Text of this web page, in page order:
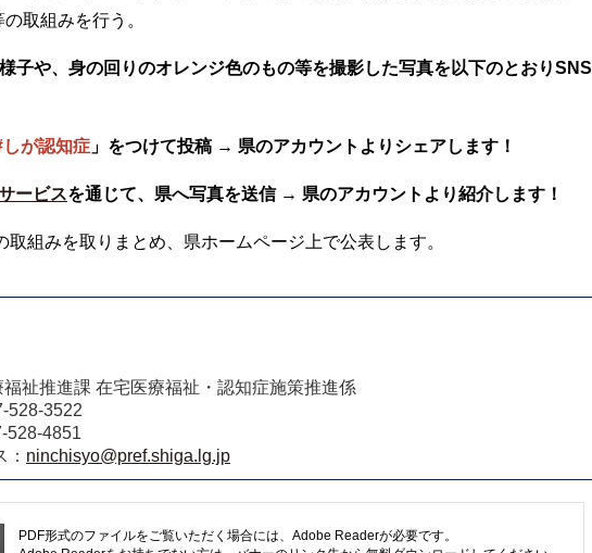
取組みを行う。
様子や、身の回りのオレンジ色のもの等を撮影した写真を以下のとおりSNS
しが認知症 」をつけて投稿 → 県のアカウントよりシェアします！
ービスを通じて、県へ写真を送信 → 県のアカウントより紹介します！
組みを取りまとめ、県ホームページ上で公表します。
祉推進課 在宅医療福祉・認知症施策推進係
528-3522
528-4851
ninchisyo@pref.shiga.lg.jp
PDF形式のファイルをご覧いただく場合には、Adobe Readerが必要です。